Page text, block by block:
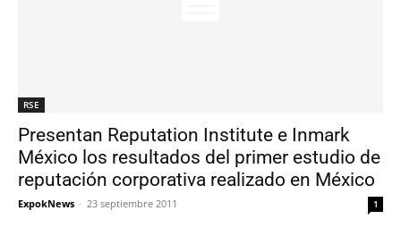
RSE
Presentan Reputation Institute e Inmark
México los resultados del primer estudio de
reputación corporativa realizado en México
ExpokNews - 23 septiembre 2011 1